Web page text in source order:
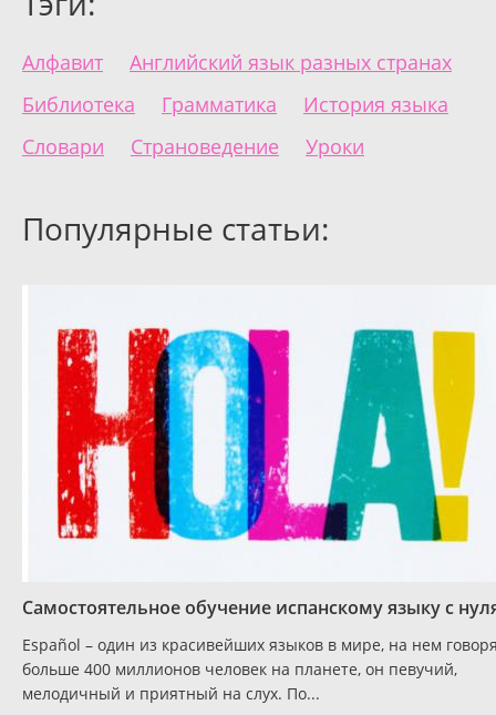
Алфавит
Английский язык разных странах
Библиотека
Грамматика
История языка
Словари
Страноведение Уроки
Популярные статьи:
Самостоятельное обучение испанскому языку с
Español – один из красивейших языков в мире, на нем
больше 400 миллионов человек на планете, он певучий,
мелодичный и приятный на слух. По...